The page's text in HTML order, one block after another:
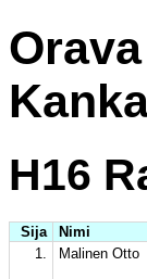
H16
Sija Nimi
1.
Malinen Otto